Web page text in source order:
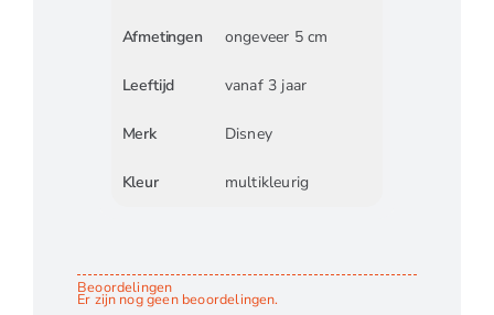
Afmetingen ongeveer 5 cm
Leeftijd vanaf 3 jaar
Merk Disney
Kleur multikleurig
Beoordelingen
Er zijn nog geen beoordelingen.